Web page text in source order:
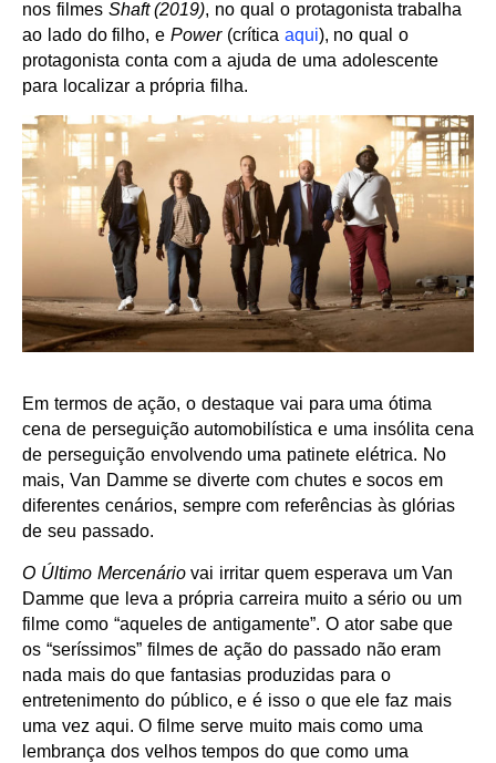
nos filmes Shaft (2019), no qual o protagonista trabalha
ao lado do filho, ePower(crítica aqui), no qual o
protagonista conta com a ajuda de uma adolescente
para localizar a própria filha.
Em termos de ação, o destaque vai para uma ótima
cena de perseguição automobilística e uma insólita cena
de perseguição envolvendo uma patinete elétrica. No
mais, Van Damme se diverte com chutes e socos em
diferentes cenários, sempre com referências às glórias
de seu passado.
O Último Mercenáriovai irritar quem esperava um Van
Damme que leva a própria carreira muito a sério ou um
filme como “aqueles de antigamente”. O ator sabe que
os “seríssimos” filmes de ação do passado não eram
nada mais do que fantasias produzidas para o
entretenimento do público, e é isso o que ele faz mais
uma vez aqui. O filme serve muito mais como uma
lembrança dos velhos tempos do que como uma